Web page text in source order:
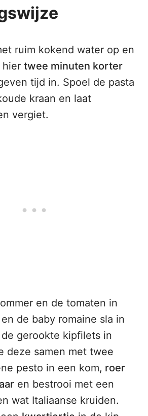
ruim kokend water op en
hiertwee minuten korter
tijd in. Spoel de pasta
kraan en laat
vergiet.
en de tomaten in
en de baby romaine sla in
gerookte kipfilets in
deze samen met twee
pesto in een kom, roer
en bestrooi met een
wat Italiaanse kruiden.